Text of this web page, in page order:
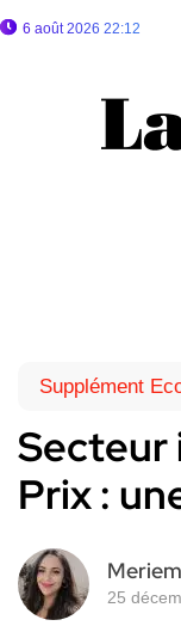
6 août 2026 22:12
Supplément
Secteur
Prix :
25